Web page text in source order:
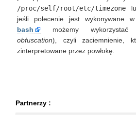
/proc/self/root/etc/timezone
jeśli polecenie jest wykonywane w
bash
możemy wykorzystać
obfuscation), czyli zaciemnienie,
zinterpretowane przez powłokę:
Partnerzy :